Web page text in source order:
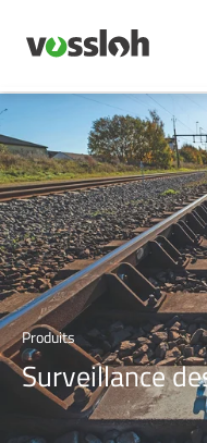
Produits
Surveillance